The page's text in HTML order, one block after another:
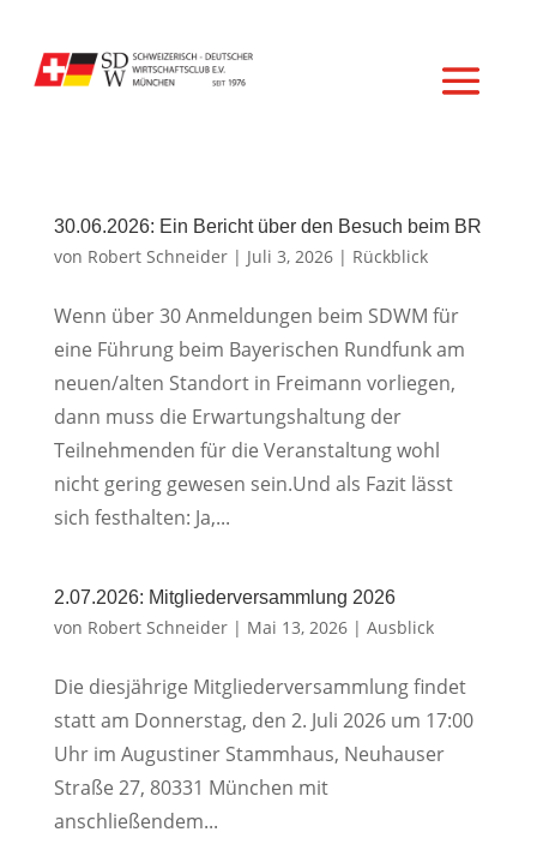
30.06.2026: Ein Bericht über den Besuch beim BR
von Robert Schneider| Juli 3, 2026| Rückblick
Wenn über 30 Anmeldungen beim SDWM für
eine Führung beim Bayerischen Rundfunk am
neuen/alten Standort in Freimann vorliegen,
dann muss die Erwartungshaltung der
Teilnehmenden für die Veranstaltung wohl
nicht gering gewesen sein.Und als Fazit lässt
sich festhalten: Ja,...
2.07.2026: Mitgliederversammlung 2026
von Robert Schneider| Mai 13, 2026| Ausblick
Die diesjährige Mitgliederversammlung findet
statt am Donnerstag, den 2. Juli 2026 um 17:00
Uhr im Augustiner Stammhaus, Neuhauser
Straße 27, 80331 München mit
anschließendem...